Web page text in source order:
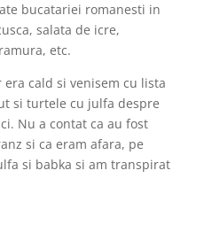
bucatariei romanesti in
salata de icre,
etc.
cald si venisem cu lista
si turtele cu julfa despre
Nu a contat ca au fost
si ca eram afara, pe
si babka si am transpirat